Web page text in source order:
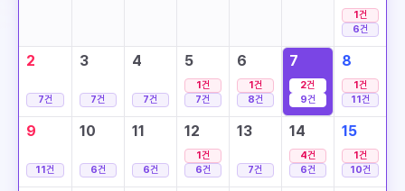
1건
6건
2
7건
3
7건
4
7건
5
1건
7건
6
1건
8건
7
2건
9건
8
1건
11건
9
11건
10
6건
11
6건
12
1건
6건
13
7건
14
4건
6건
15
1건
10건